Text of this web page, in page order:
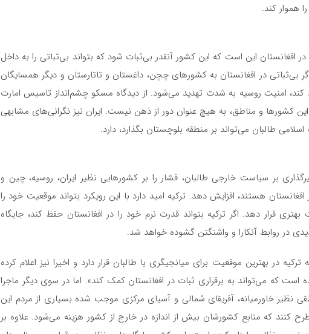
هموار کند.
افغانستان این است که این کشور آنقدر بی‌ثبات شود که بتواند بی‌ثباتی را به داخل
بی‌ثباتی در افغانستان به کشورهای چچن، داغستان و تاتارستان و دیگر همسایگان
امنیت روسیه به‌ شدت تهدید می‌شود. از دیدگاه مسکو چشم‌انداز تاسیس امارت
این کشورها و مناطق، به هیچ عنوان دور از ذهن نیست. ایران نیز نگرانی‌های مشابهی
طالبان می‌تواند بر منطقه بلوچستان بگذارد، دارد.
بر سیاست خارجی طالبان، فشار را بر کشورهایی نظیر ایران، روسیه، چین و
هستند، افزایش دهد. ترکیه امید دارد با این رویکرد بتواند موقعیت خود را
قرار دهد. اگر ترکیه بتواند قدرت نرم خود را در افغانستان حفظ کند، جایگاه
در روابط آنکارا و واشنگتن گشوده خواهد شد.
در بهترین موقعیت برای میانجیگری با طالبان قرار دارد و اخیرا نیز اعلام کرده
است که می‌تواند به برقراری ثبات در افغانستان کمک کند». اما در سوی دیگر ماجرا
نظیر خاورمیانه، آفریقای شمالی و آسیای مرکزی موجب شده بسیاری از مردم این
که منابع کشورشان بیش از اندازه در خارج از کشور هزینه می‌شود. علاوه بر